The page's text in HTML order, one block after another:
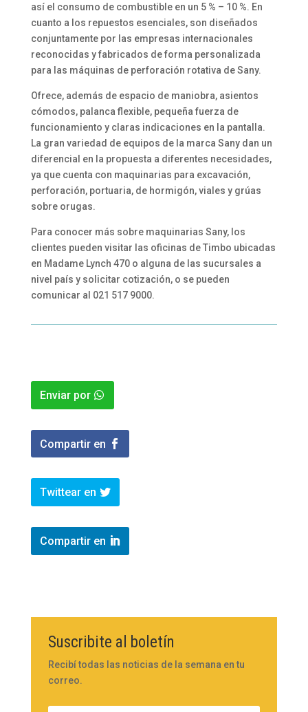
así el consumo de combustible en un 5 % – 10 %. En
cuanto a los repuestos esenciales, son diseñados
conjuntamente por las empresas internacionales
reconocidas y fabricados de forma personalizada
para las máquinas de perforación rotativa de Sany.
Ofrece, además de espacio de maniobra, asientos
cómodos, palanca flexible, pequeña fuerza de
funcionamiento y claras indicaciones en la pantalla.
La gran variedad de equipos de la marca Sany dan un
diferencial en la propuesta a diferentes necesidades,
ya que cuenta con maquinarias para excavación,
perforación, portuaria, de hormigón, viales y grúas
sobre orugas.
Para conocer más sobre maquinarias Sany, los
clientes pueden visitar las oficinas de Timbo ubicadas
en Madame Lynch 470 o alguna de las sucursales a
nivel país y solicitar cotización, o se pueden
comunicar al 021 517 9000.
Enviar por
Compartir en
Twittear en
Compartir en
Suscribite al boletín
Recibí todas las noticias de la semana en tu
correo.